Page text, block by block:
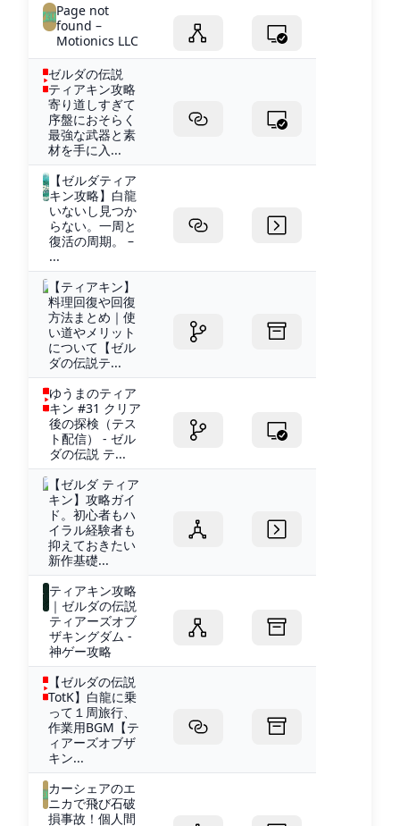
Page not
found –
Motionics LLC
ゼルダの伝説
ティアキン攻略
寄り道しすぎて
序盤におそらく
最強な武器と素
材を手に入...
【ゼルダティア
キン攻略】白龍
いないし見つか
らない。一周と
復活の周期。 –
...
【ティアキン】
料理回復や回復
方法まとめ｜使
い道やメリット
について【ゼル
ダの伝説テ...
ゆうまのティア
キン #31 クリア
後の探検（テス
ト配信） - ゼル
ダの伝説 テ...
【ゼルダ ティア
キン】攻略ガイ
ド。初心者もハ
イラル経験者も
抑えておきたい
新作基礎...
ティアキン攻略
｜ゼルダの伝説
ティアーズオブ
ザキングダム -
神ゲー攻略
【ゼルダの伝説
TotK】白龍に乗
って１周旅行、
作業用BGM【テ
ィアーズオブザ
キン...
カーシェアのエ
ニカで飛び石破
損事故！個人間